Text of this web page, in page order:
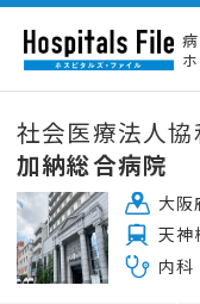
社会医療法人協
加納総合病院
大
天神
内科